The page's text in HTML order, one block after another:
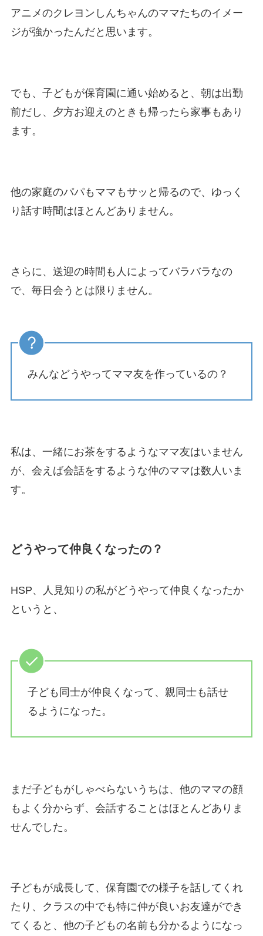
アニメのクレヨンしんちゃんのママたちのイメー
ジが強かったんだと思います。
でも、子どもが保育園に通い始めると、朝は出勤
前だし、夕方お迎えのときも帰ったら家事もあり
ます。
他の家庭のパパもママもサッと帰るので、ゆっく
り話す時間はほとんどありません。
さらに、送迎の時間も人によってバラバラなの
で、毎日会うとは限りません。
みんなどうやってママ友を作っているの？
私は、一緒にお茶をするようなママ友はいません
が、会えば会話をするような仲のママは数人いま
す。
どうやって仲良くなったの？
HSP、人見知りの私がどうやって仲良くなったか
というと、
子ども同士が仲良くなって、親同士も話せ
るようになった。
まだ子どもがしゃべらないうちは、他のママの顔
もよく分からず、会話することはほとんどありま
せんでした。
子どもが成長して、保育園での様子を話してくれ
たり、クラスの中でも特に仲が良いお友達ができ
てくると、他の子どもの名前も分かるようになっ